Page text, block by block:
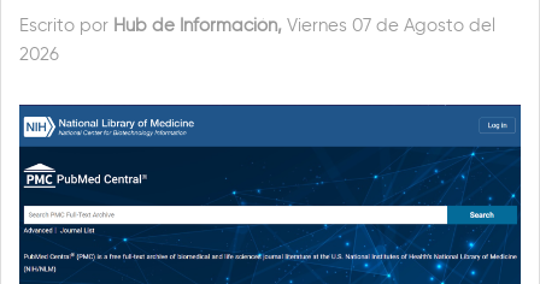
Escrito por Hub de Información, Viernes 07 de Agosto del
2026